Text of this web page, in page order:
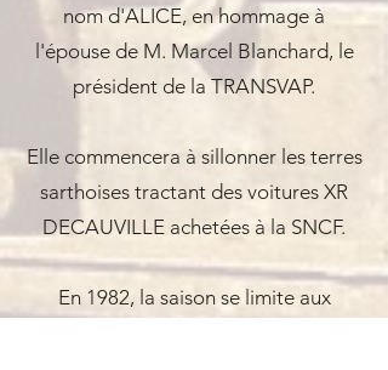
nom d'ALICE, en hommage à
l'épouse de M. Marcel Blanchard, le
président de la TRANSVAP.
Elle commencera à sillonner les terres
sarthoises tractant des voitures XR
DECAUVILLE achetées à la SNCF.
En 1982, la saison se limite aux